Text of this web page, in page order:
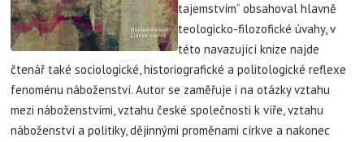
tajemstvím“ obsahoval hlavně
teologicko-filozofické úvahy, v
této navazující knize najde
čtenář také sociologické, historiografické a politologické reflexe
fenoménu náboženství. Autor se zaměřuje i na otázky vztahu
mezi náboženstvími, vztahu české společnosti k víře, vztahu
náboženství a politiky, dějinnými proměnami církve a nakonec